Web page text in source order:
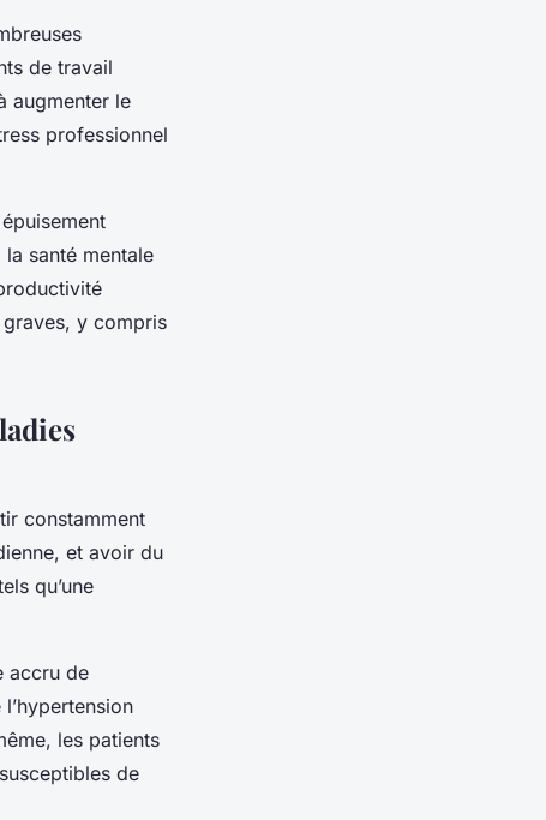
de travail
augmenter le
professionnel
santé mentale
y compris
constamment
et avoir du
qu’une
accru de
les patients
de